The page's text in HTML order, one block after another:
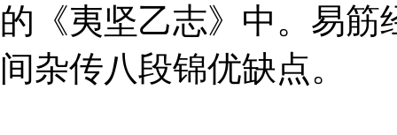
的《夷坚乙志》中。易
间杂传八段锦优缺点。